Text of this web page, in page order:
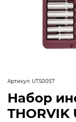
Артикул: UTS0057
Набор
THORVIK